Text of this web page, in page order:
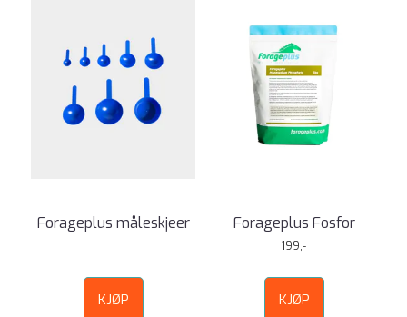
Forageplus måleskjeer
KJØP
Forageplus Fosfor
199,-
KJØP